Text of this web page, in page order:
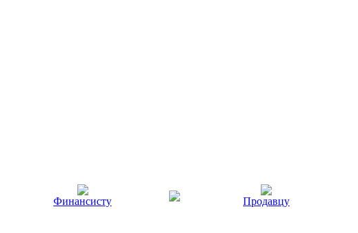
Финансисту Продавцу